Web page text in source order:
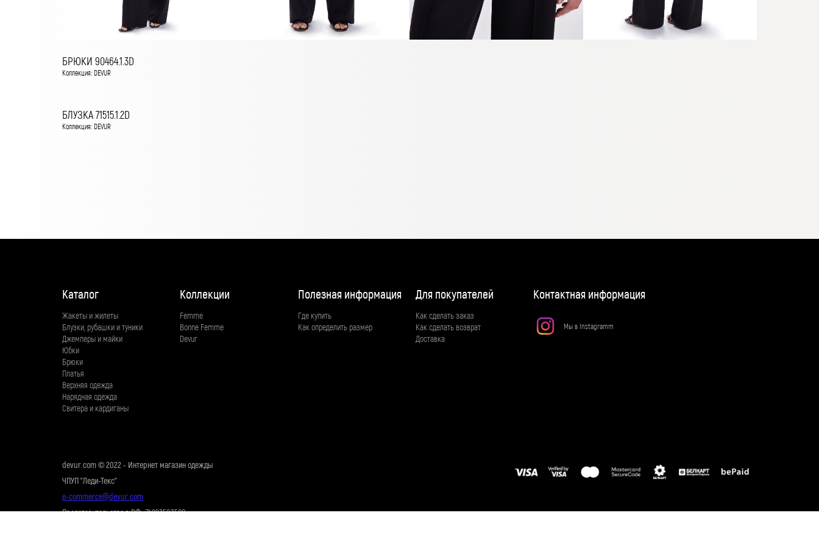
БРЮКИ 90464.1.3D
Коллекция: DEVUR
БЛУЗКА 71515.1.2D
Коллекция: DEVUR
Каталог
Жакеты и жилеты
Блузки, рубашки и туники
Джемперы и майки
Юбки
Брюки
Платья
Верхняя одежда
Нарядная одежда
Свитера и кардиганы
Коллекции
Femme
Bonne Femme
Devur
Полезная информация
Где купить
Как определить размер
Для покупателей
Как сделать заказ
Как сделать возврат
Доставка
Контактная информация
Мы в Instagramm
devur.com © 2022 - Интернет магазин одежды
ЧПУП "Леди-Текс"
e-commerce@devur.com
Представительство в РФ +74993503580